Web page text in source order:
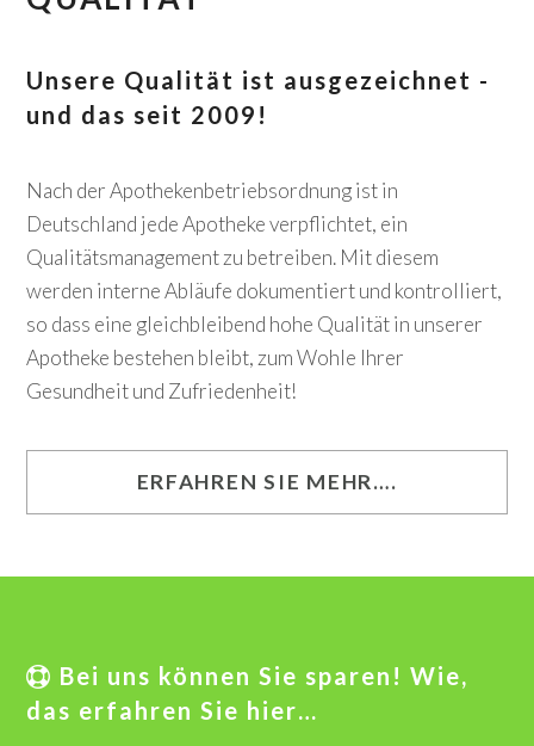
Unsere Qualität ist ausgezeichnet -
und das seit 2009!
Nach der Apothekenbetriebsordnung ist in
Deutschland jede Apotheke verpflichtet, ein
Qualitätsmanagement zu betreiben. Mit diesem
werden interne Abläufe dokumentiert und kontrolliert,
so dass eine gleichbleibend hohe Qualität in unserer
Apotheke bestehen bleibt, zum Wohle Ihrer
Gesundheit und Zufriedenheit!
ERFAHREN SIE MEHR….
Bei uns können Sie sparen! Wie,
das erfahren Sie hier…